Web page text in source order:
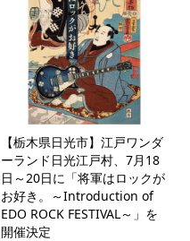
【栃木県日光市】江戸ワンダ
ーランド日光江戸村、7月18
日～20日に「将軍はロックが
お好き。～Introduction of
EDO ROCK FESTIVAL～」を
開催決定